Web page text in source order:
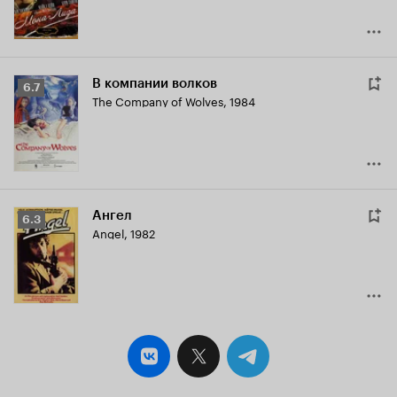
Рейтинг
Кинопоиска
6.7
6.7 В компании волков
The Company of Wolves, 1984
Рейтинг
Кинопоиска
6.3
6.3 Ангел
Angel, 1982